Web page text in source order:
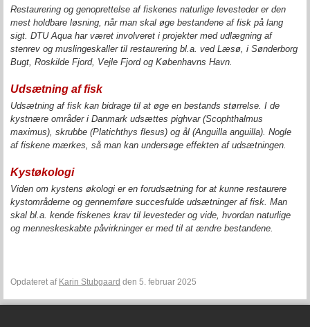
Restaurering og genoprettelse af fiskenes naturlige levesteder er den
mest holdbare løsning, når man skal øge bestandene af fisk på lang
sigt. DTU Aqua har været involveret i projekter med udlægning af
stenrev og muslingeskaller til restaurering bl.a. ved Læsø, i Sønderborg
Bugt, Roskilde Fjord, Vejle Fjord og Københavns Havn.
Udsætning af fisk
Udsætning af fisk kan bidrage til at øge en bestands størrelse. I de
kystnære områder i Danmark udsættes pighvar (Scophthalmus
maximus), skrubbe (Platichthys flesus) og ål (Anguilla anguilla). Nogle
af fiskene mærkes, så man kan undersøge effekten af udsætningen.
Kystøkologi
Viden om kystens økologi er en forudsætning for at kunne restaurere
kystområderne og gennemføre succesfulde udsætninger af fisk. Man
skal bl.a. kende fiskenes krav til levesteder og vide, hvordan naturlige
og menneskeskabte påvirkninger er med til at ændre bestandene.
Opdateret af Karin Stubgaard den 5. februar 2025